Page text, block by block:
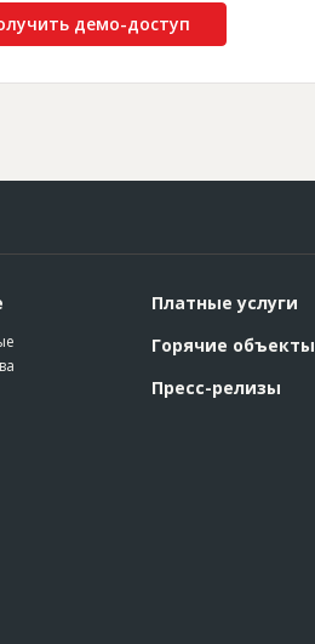
демо-доступ
Платные услуги
Горячие объекты
Пресс-релизы